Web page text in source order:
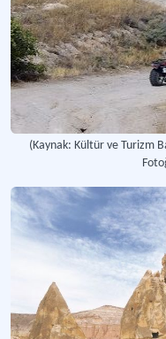
(Kaynak: Kültür ve Turizm